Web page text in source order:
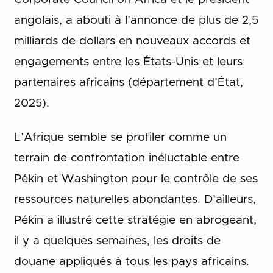
angolais, a abouti à l’annonce de plus de 2,5
milliards de dollars en nouveaux accords et
engagements entre les États-Unis et leurs
partenaires africains (département d’État,
2025).
L’Afrique semble se profiler comme un
terrain de confrontation inéluctable entre
Pékin et Washington pour le contrôle de ses
ressources naturelles abondantes. D’ailleurs,
Pékin a illustré cette stratégie en abrogeant,
il y a quelques semaines, les droits de
douane appliqués à tous les pays africains.